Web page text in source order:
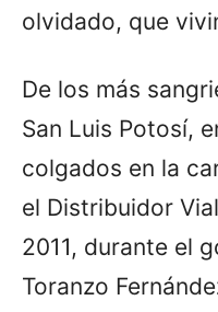
olvidado, que
De los más
San Luis Potosí,
colgados en la
el Distribuidor
2011, durante el
Toranzo